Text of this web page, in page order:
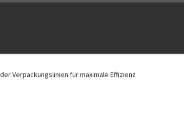
Verpackungslinien für maximale Effizienz